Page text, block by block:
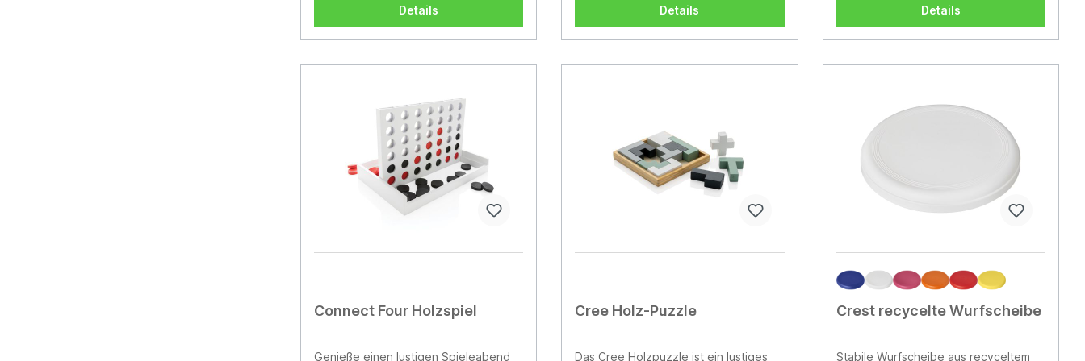
erhältlich. Durchmesser: 22 cm.
Details
Schreibspaß.Die Buntstifte sind in drei
liebevoll gestalteten Designs
erhältlich: Sommer-Edition – Fröhliche
Lust auf sonnige Kreativität
Passend zum Thema – zwei lustige
Feuerwehrmänner.Die Varianten:•
Standardausführung: Ab Lager
lieferbar, optional mit zusätzlichem
Details
hergestellt. Machen Sie Ihren
nächsten Spieleabend unvergesslich!
Details
Connect Four Holzspiel
Genieße einen lustigen Spieleabend
Cree Holz-Puzzle
Das Cree Holzpuzzle ist ein lustiges
Crest recycelte Wurfscheibe
Stabile Wurfscheibe aus recyceltem